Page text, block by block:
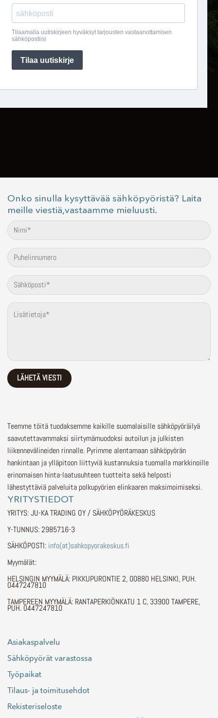
Onko sinulla kysyttävää sähköpyöristä? Laita
meille viestiä,vastaamme mieluusti.
Teemme töitä tuodaksemme kaikille suomalaisille sähköpyöräilyä
saavutettavammaksi siirtymämuodoksi autoilun ja julkisten
liikennevälineiden rinnalle. Pyrimme alentamaan sähköpyörän
hankintaan ja ylläpitoon liittyviä kustannuksia tuomalla markkinoille
erinomaisen hinta-laatusuhteen tuotteita sekä helposti
lähestyttäviä palveluita polkupyörien elinkaaren maksimoimiseksi.
YRITYSTIEDOT
YRITYS: JU-KA TRADING OY / SÄHKÖPYÖRÄKESKUS
Y-TUNNUS: 2985716-3
SÄHKÖPOSTI: info(at)sahkopyorakeskus.fi
Myymälät:
HELSINGIN MYYMÄLÄ: PIKKUPURONTIE 2, 00880 HELSINKI, PUH.
0447247810
TAMPEREEN MYYMÄLÄ: RANTAPERKIÖNKATU 1 C, 33900 TAMPERE,
PUH. 0447247810
Asiakaspalvelu
Sähköpyörät varastossa
Työpaikat
Tilaus- ja toimitusehdot
Rekisteriseloste